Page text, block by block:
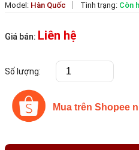
Model: Hàn Quốc Tình trạng: Còn
Giá bán: Liên hệ
Số lượng:
Mua trên Shopee